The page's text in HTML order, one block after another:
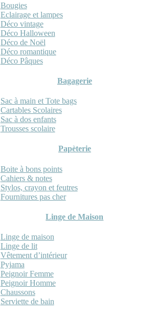
Bougies
Eclairage et lampes
Déco vintage
Déco Halloween
Déco de Noël
Déco romantique
Déco Pâques
Bagagerie
Sac à main et Tote bags
Cartables Scolaires
Sac à dos enfants
Trousses scolaire
Papèterie
Boite à bons points
Cahiers & notes
Stylos, crayon et feutres
Fournitures pas cher
Linge de Maison
Linge de maison
Linge de lit
Vêtement d’intérieur
Pyjama
Peignoir Femme
Peignoir Homme
Chaussons
Serviette de bain